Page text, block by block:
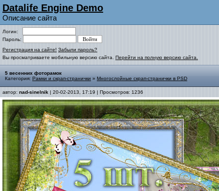
Datalife Engine Demo
Описание сайта
Логин:
Пароль:
Регистрация на сайте! Забыли пароль?
Вы просматриваете мобильную версию сайта. Перейти на полную версию сайта.
5 весенних фоторамок
Категория: Рамки и скрап-странички » Многослойные скрап-странички в PSD
автор: nad-sinelnik | 20-02-2013, 17:19 | Просмотров: 1236